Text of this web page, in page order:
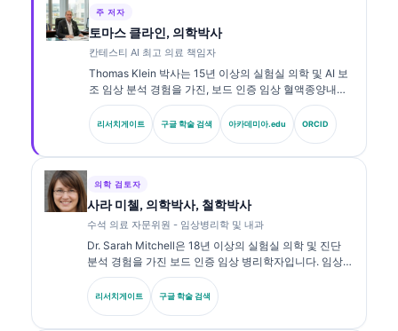
주 저자
토마스 클라인, 의학박사
칸테스티 AI 최고 의료 책임자
Thomas Klein 박사는 15년 이상의 실험실 의학 및 AI 보
조 임상 분석 경험을 가진, 보드 인증 임상 혈액종양내과
전문의이자 내과 전문의입니다. Kantesti AI의 최고 의료
책임자(CMO)로서 그는 독자적 신경망의 의학적 정확성
에 대한 임상적 감독을 제공합니다. Klein 박사는 생체표
리서치게이트 구글 학술 검색 아카데미아.edu ORCID
의학 검토자
사라 미첼, 의학박사, 철학박사
수석 의료 자문위원 - 임상병리학 및 내과
Dr. Sarah Mitchell은 18년 이상의 실험실 의학 및 진단
분석 경험을 가진 보드 인증 임상 병리학자입니다. 임상
화학 분야의 전문 자격을 보유하고 있으며, 임상 실무에서
바이오마커 패널과 실험실 분석에 대해 광범위하게 출판
해 왔습니다.
리서치게이트 구글 학술 검색